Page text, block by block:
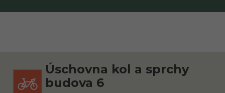
Úschovna kol a sprchy
budova 6